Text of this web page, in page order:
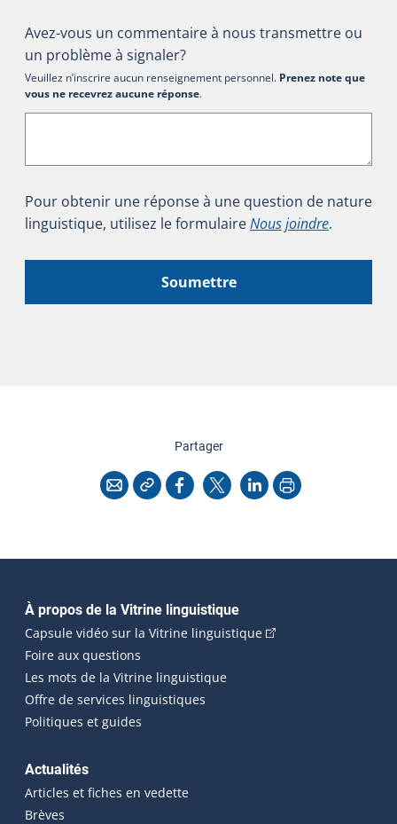
Avez-vous un commentaire à nous transmettre ou
un problème à signaler?
Veuillez n’inscrire aucun renseignement personnel. Prenez note que
vous ne recevrez aucune réponse.
Pour obtenir une réponse à une question de nature
linguistique, utilisez le formulaireNous joindre.
Soumettre
Partagercette page
CourrielCopier l'adresse
Facebook
X LinkedInImprimer
Navigation principale
À propos de la Vitrine linguistique
Capsule vidéo sur la Vitrine linguistique(Cet hyperlien
Foire aux questions
Les mots de la Vitrine linguistique
Offre de services linguistiques
Politiques et guides
Actualités
Articles et fiches en vedette
Brèves